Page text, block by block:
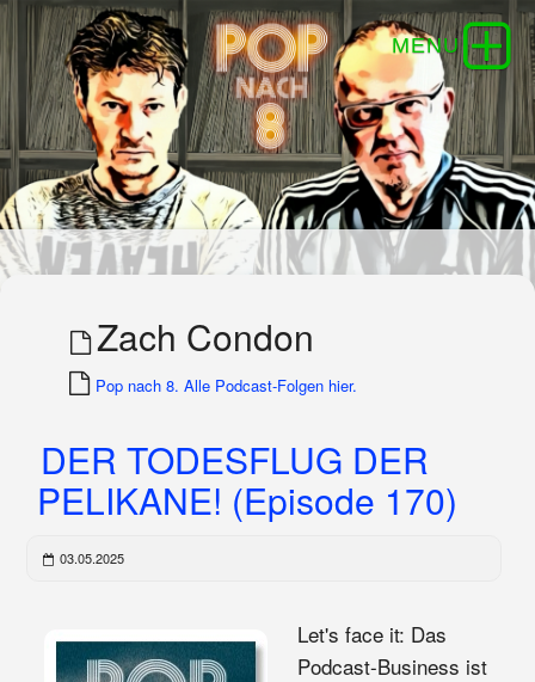
Zach Condon
Pop nach 8. Alle Podcast-Folgen hier.
DER TODESFLUG DER
PELIKANE! (Episode 170)
03.05.2025
Let's face it: Das
Podcast-Business ist